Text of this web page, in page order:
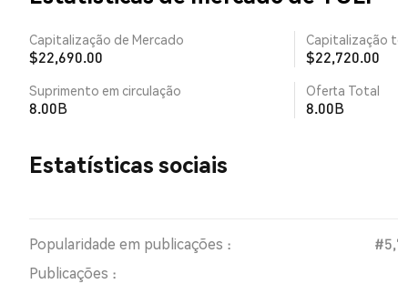
Capitalização de Mercado
$22,690.00
Capitalização
$22,720.00
Suprimento em circulação
8.00B
Oferta Total
8.00B
Estatísticas sociais
Popularidade em publicações :
Publicações :